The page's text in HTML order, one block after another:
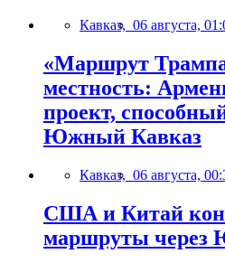
Кавказ, 06 августа,
«Маршрут
местность:
проект,
Южный Кавказ
Кавказ, 06 августа,
США и Китай
маршруты через